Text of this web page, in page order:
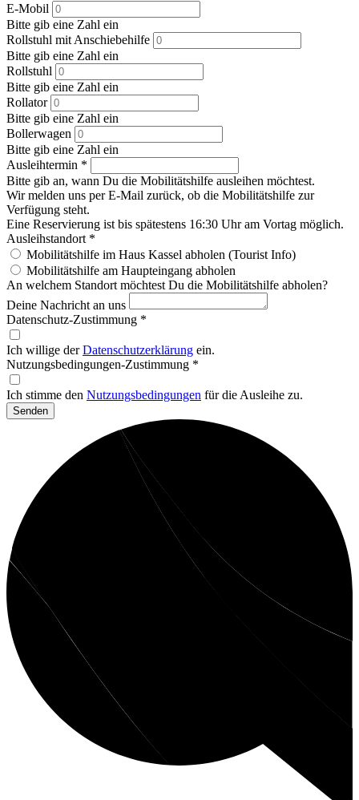
E-Mobil
Bitte gib eine Zahl ein
Rollstuhl mit Anschiebehilfe
Bitte gib eine Zahl ein
Rollstuhl
Bitte gib eine Zahl ein
Rollator
Bitte gib eine Zahl ein
Bollerwagen
Bitte gib eine Zahl ein
Ausleihtermin *
Bitte gib an, wann Du die Mobilitätshilfe ausleihen möchtest.
Wir melden uns per E-Mail zurück, ob die Mobilitätshilfe zur
Verfügung steht.
Eine Reservierung ist bis spätestens 16:30 Uhr am Vortag möglich.
Ausleihstandort *
Mobilitätshilfe im Haus Kassel abholen (Tourist Info)
Mobilitätshilfe am Haupteingang abholen
An welchem Standort möchtest Du die Mobilitätshilfe abholen?
Deine Nachricht an uns
Datenschutz-Zustimmung *
Ich willige derDatenschutzerklärung ein.
Nutzungsbedingungen-Zustimmung *
Ich stimme den Nutzungsbedingungen für die Ausleihe zu.
Senden